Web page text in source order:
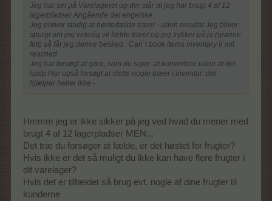
Jeg har set på Varelageret og der står at jeg har brugt 4 af 12
lagerpladser Angående det engelske :
Jeg prøver stadig at høste/fælde træer - uden resultat Jeg bliver
spurgt om jeg virkelig vil fælde træet og jeg trykker på ja (grønne
felt) så får jeg denne besked : Can`t book items inventary li`mit
reached
Jeg har forsøgt at gøre, som du siger. at konvertere uden at det
hjalp Har også forsøgt at slette nogle træer i inventar. det
hjælper heller ikke -
Hmmm jeg er ikke sikker på jeg ved hvad du mener med
brugt 4 af 12 lagerpladser MEN...
Det træ du forsøger at fælde, er det høstet for frugter?
Hvis ikke er det så muligt du ikke kan have flere frugter i
dit varelager?
Hvis det er tilfældet så brug evt. nogle af dine frugter til
kunderne